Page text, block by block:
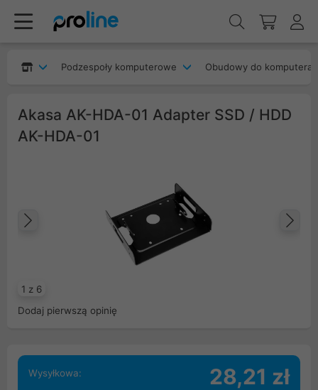
Podzespoły komputerowe Obudowy do komputera
Akasa AK-HDA-01 Adapter SSD / HDD
AK-HDA-01
1 z 6
Poprzedni
Dodaj pierwszą opinię
Wysyłkowa: 28,21 zł